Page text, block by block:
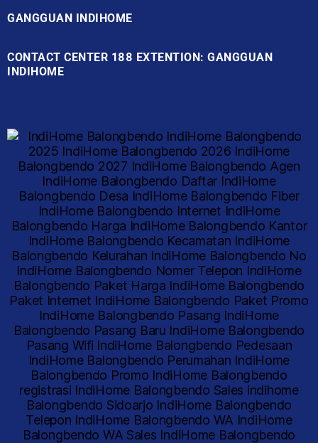
GANGGUAN INDIHOME
CONTACT CENTER 188 EXTENTION: GANGGUAN
INDIHOME